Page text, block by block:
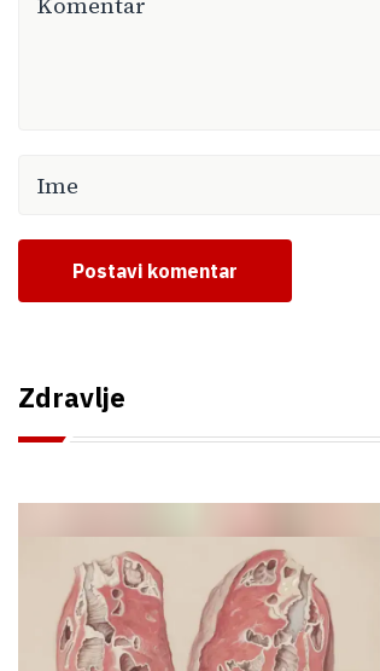
Postavi komentar
Zdravlje